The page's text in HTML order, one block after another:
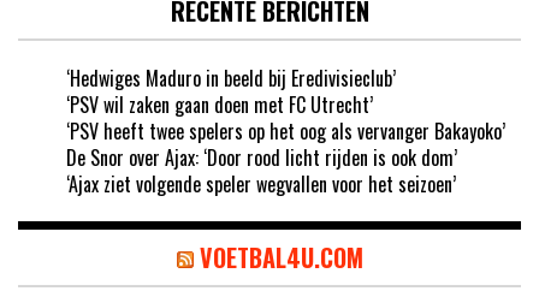
RECENTE BERICHTEN
‘Hedwiges Maduro in beeld bij Eredivisieclub’
‘PSV wil zaken gaan doen met FC Utrecht’
‘PSV heeft twee spelers op het oog als vervanger Bakayoko’
De Snor over Ajax: ‘Door rood licht rijden is ook dom’
‘Ajax ziet volgende speler wegvallen voor het seizoen’
VOETBAL4U.COM